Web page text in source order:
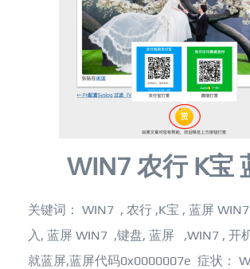
WIN7 农行 K宝
关键词： WIN7 , 农行 ,K宝 , 蓝屏
入, 蓝屏 WIN7 ,键盘, 蓝屏 ,WIN7 , 开
就蓝屏,蓝屏代码0x0000007e 症状：